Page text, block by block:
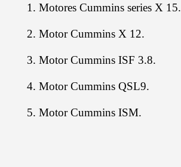
1. Motores Cummins series X 15.
2. Motor Cummins X 12.
3. Motor Cummins ISF 3.8.
4. Motor Cummins QSL9.
5. Motor Cummins ISM.